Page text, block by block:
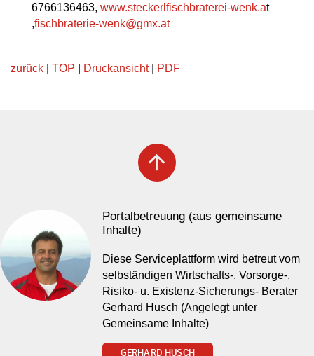
6766136463, www.steckerlfischbraterei-wenk.at
,fischbraterie-wenk@gmx.at
zurück TOP Druckansicht| PDF
arrow_upward
Portalbetreuung (aus gemeinsame
Inhalte)
Diese Serviceplattform wird betreut vom
selbständigen Wirtschafts-, Vorsorge-,
Risiko- u. Existenz-Sicherungs- Berater
Gerhard Husch (Angelegt unter
Gemeinsame Inhalte)
GERHARD HUSCH